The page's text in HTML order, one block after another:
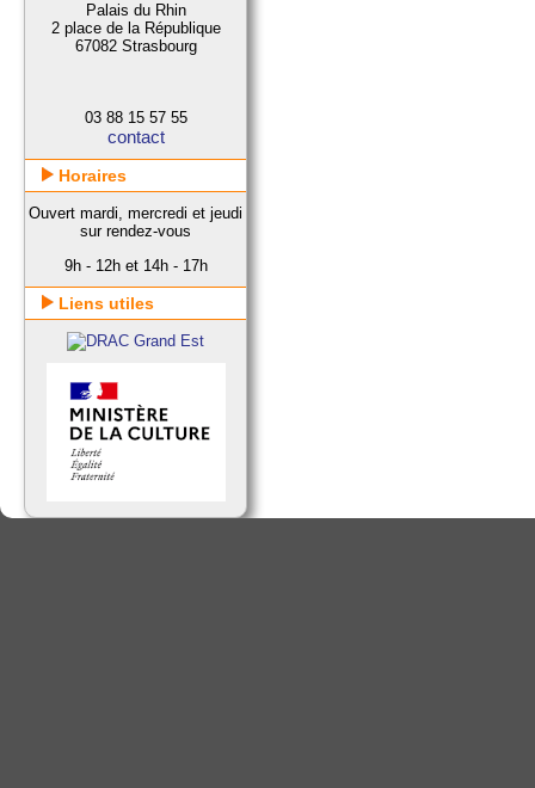
Palais du Rhin
2 place de la République
67082 Strasbourg
03 88 15 57 55
contact
Horaires
Ouvert mardi, mercredi et jeudi
sur rendez-vous
9h - 12h et 14h - 17h
Liens utiles